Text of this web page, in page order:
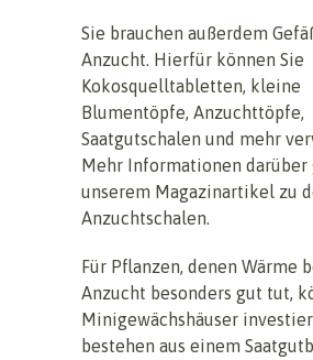
Sie brauchen außerdem
Anzucht. Hierfür können Sie
Kokosquelltabletten, kleine
Blumentöpfe, Anzuchttöpfe,
Saatgutschalen und mehr
Mehr Informationen darüber
unserem Magazinartikel zu
Anzuchtschalen.
Für Pflanzen, denen Wärme
Anzucht besonders gut tut,
Minigewächshäuser
bestehen aus einem